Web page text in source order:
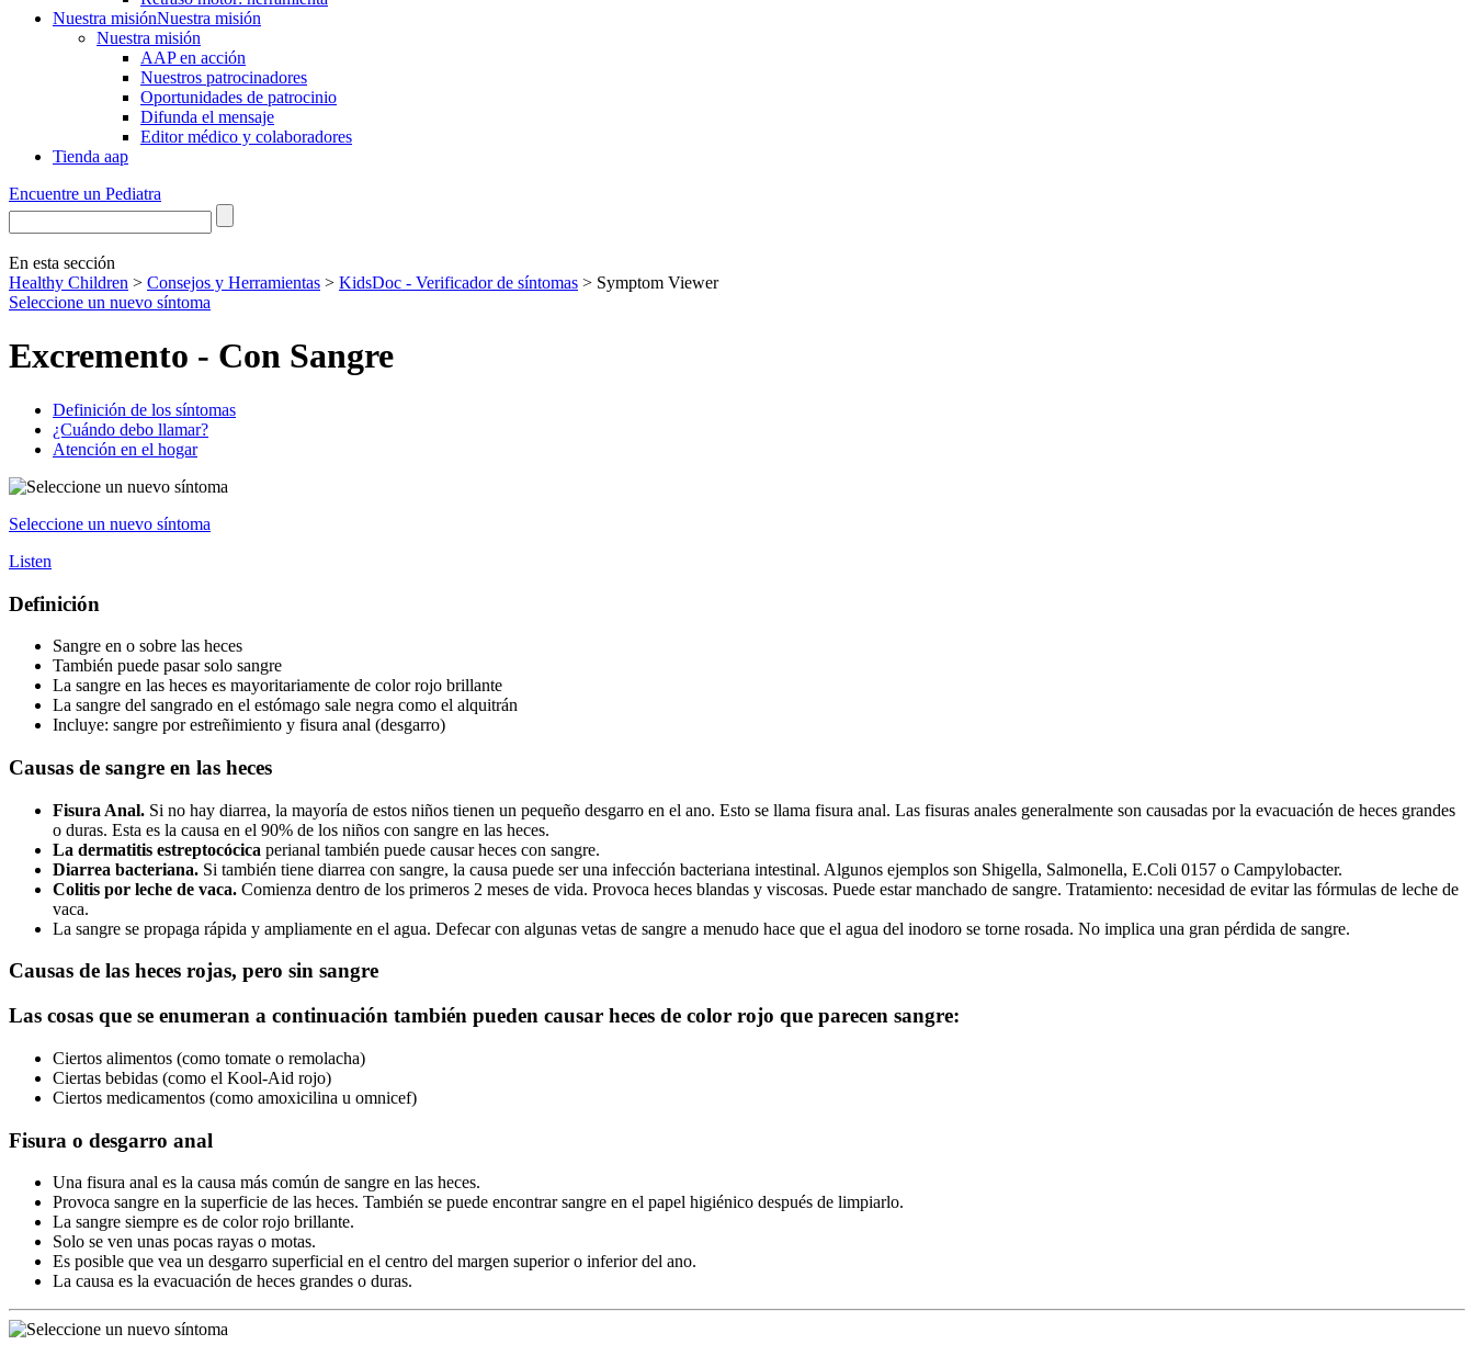
Nuestra misiónNuestra misión
Nuestra misión
AAP en acción
Nuestros patrocinadores
Oportunidades de patrocinio
Difunda el mensaje
Editor médico y colaboradores
Tienda aap
Encuentre un Pediatra
En esta sección
Healthy Children > Consejos y Herramientas > KidsDoc - Verificador de síntomas > Symptom Viewer
Seleccione un nuevo síntoma
Excremento - Con Sangre
Definición de los síntomas
¿Cuándo debo llamar?
Atención en el hogar
Seleccione un nuevo síntoma
Listen
Definición
Sangre en o sobre las heces
También puede pasar solo sangre
La sangre en las heces es mayoritariamente de color rojo brillante
La sangre del sangrado en el estómago sale negra como el alquitrán
Incluye: sangre por estreñimiento y fisura anal (desgarro)
Causas de sangre en las heces
Fisura Anal. Si no hay diarrea, la mayoría de estos niños tienen un pequeño desgarro en el ano. Esto se llama fisura anal. Las fisuras anales generalmente son causadas por la evacuación de heces grandes
o duras. Esta es la causa en el 90% de los niños con sangre en las heces.
La dermatitis estreptocócica perianal también puede causar heces con sangre.
Diarrea bacteriana. Si también tiene diarrea con sangre, la causa puede ser una infección bacteriana intestinal. Algunos ejemplos son Shigella, Salmonella, E.Coli 0157 o Campylobacter.
Colitis por leche de vaca. Comienza dentro de los primeros 2 meses de vida. Provoca heces blandas y viscosas. Puede estar manchado de sangre. Tratamiento: necesidad de evitar las fórmulas de leche de
vaca.
La sangre se propaga rápida y ampliamente en el agua. Defecar con algunas vetas de sangre a menudo hace que el agua del inodoro se torne rosada. No implica una gran pérdida de sangre.
Causas de las heces rojas, pero sin sangre
Las cosas que se enumeran a continuación también pueden causar heces de color rojo que parecen sangre:
Ciertos alimentos (como tomate o remolacha)
Ciertas bebidas (como el Kool-Aid rojo)
Ciertos medicamentos (como amoxicilina u omnicef)
Fisura o desgarro anal
Una fisura anal es la causa más común de sangre en las heces.
Provoca sangre en la superficie de las heces. También se puede encontrar sangre en el papel higiénico después de limpiarlo.
La sangre siempre es de color rojo brillante.
Solo se ven unas pocas rayas o motas.
Es posible que vea un desgarro superficial en el centro del margen superior o inferior del ano.
La causa es la evacuación de heces grandes o duras.